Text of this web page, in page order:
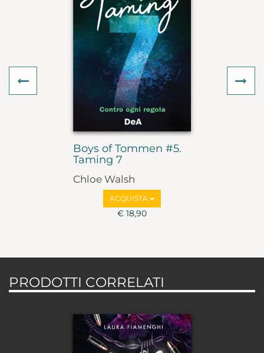
Boys of Tommen #5.
Taming 7
Chloe Walsh
ACQUISTA
€ 18,90
Previous
PRODOTTI CORRELATI